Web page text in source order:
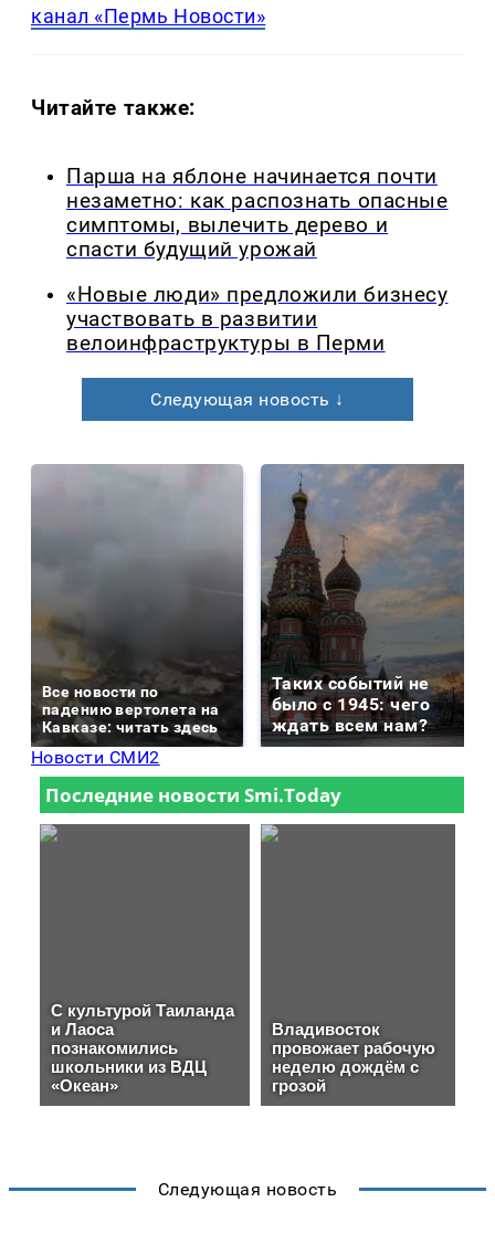
канал «Пермь Новости»
Читайте также:
Парша на яблоне начинается почти
незаметно: как распознать опасные
симптомы, вылечить дерево и
спасти будущий урожай
«Новые люди» предложили бизнесу
участвовать в развитии
велоинфраструктуры в Перми
Следующая новость ↓
Все новости по
падению вертолета на
Кавказе: читать здесь
Таких событий не
было с 1945: чего
ждать всем нам?
Новости СМИ2
Следующая новость